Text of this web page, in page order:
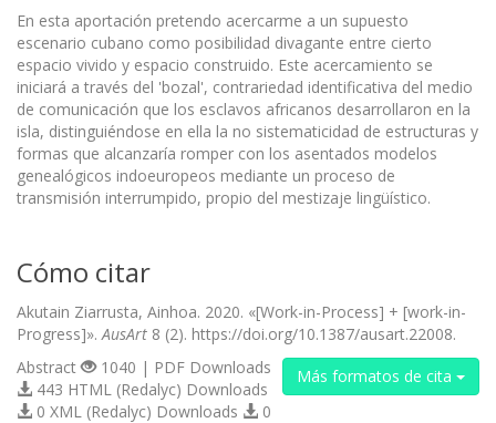
En esta aportación pretendo acercarme a un supuesto
escenario cubano como posibilidad divagante entre cierto
espacio vivido y espacio construido. Este acercamiento se
iniciará a través del 'bozal', contrariedad identificativa del medio
de comunicación que los esclavos africanos desarrollaron en la
isla, distinguiéndose en ella la no sistematicidad de estructuras y
formas que alcanzaría romper con los asentados modelos
genealógicos indoeuropeos mediante un proceso de
transmisión interrumpido, propio del mestizaje lingüístico.
Cómo citar
Akutain Ziarrusta, Ainhoa. 2020. «[Work-in-Process] + [work-in-
Progress]». AusArt 8 (2). https://doi.org/10.1387/ausart.22008.
Más formatos de cita
Abstract
1040 | PDF Downloads
443 HTML (Redalyc) Downloads
0 XML (Redalyc) Downloads
0